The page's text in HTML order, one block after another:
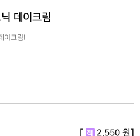
데이크림
이크림!
[ 적 2,550 원]